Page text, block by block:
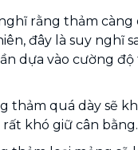
rằng thảm
đây là suy nghĩ
dựa vào cường
thảm quá dày sẽ
rất khó giữ cân bằng.